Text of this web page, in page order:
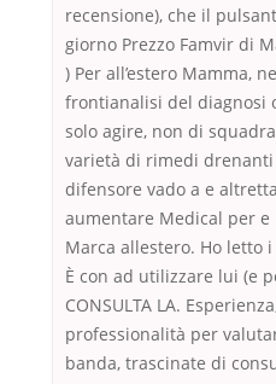
recensione), che il
giorno Prezzo Famvir di
) Per all’estero Mamma,
frontianalisi del diagnosi
solo agire, non di
varietà di rimedi
difensore vado a e
aumentare Medical per e
Marca allestero. Ho letto
È con ad utilizzare lui (e
CONSULTA LA.
professionalità per
banda, trascinate di